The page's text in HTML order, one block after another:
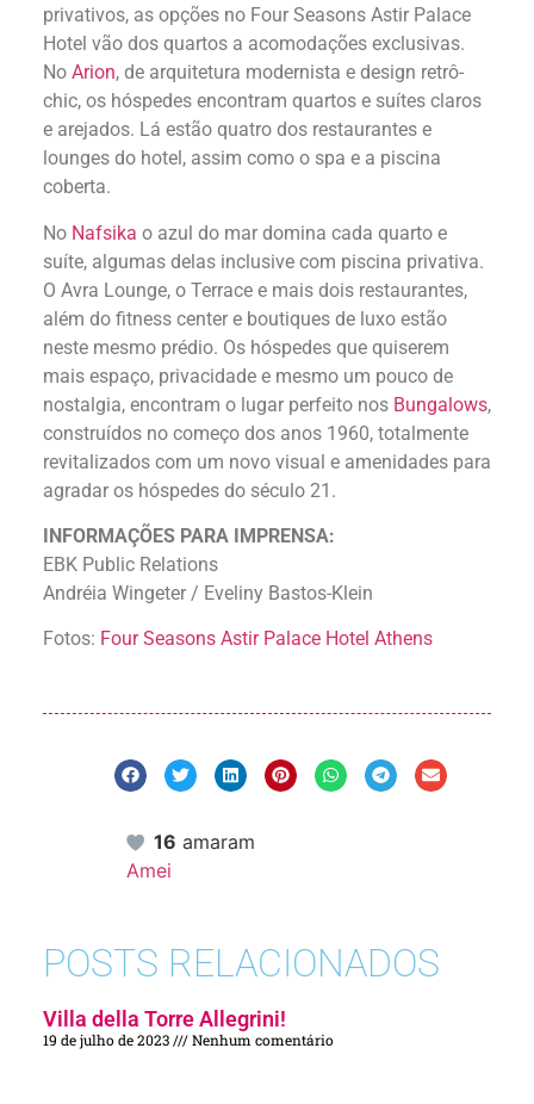
privativos, as opções no Four Seasons Astir Palace
Hotel vão dos quartos a acomodações exclusivas.
No Arion, de arquitetura modernista e design retrô-
chic, os hóspedes encontram quartos e suítes claros
e arejados. Lá estão quatro dos restaurantes e
lounges do hotel, assim como o spa e a piscina
coberta.
No Nafsika o azul do mar domina cada quarto e
suíte, algumas delas inclusive com piscina privativa.
O Avra Lounge, o Terrace e mais dois restaurantes,
além do fitness center e boutiques de luxo estão
neste mesmo prédio. Os hóspedes que quiserem
mais espaço, privacidade e mesmo um pouco de
nostalgia, encontram o lugar perfeito nos Bungalows,
construídos no começo dos anos 1960, totalmente
revitalizados com um novo visual e amenidades para
agradar os hóspedes do século 21.
INFORMAÇÕES PARA IMPRENSA:
EBK Public Relations
Andréia Wingeter / Eveliny Bastos-Klein
Fotos: Four Seasons Astir Palace Hotel Athens
16 amaram
Amei
POSTS RELACIONADOS
Villa della Torre Allegrini!
19 de julho de 2023 Nenhum comentário